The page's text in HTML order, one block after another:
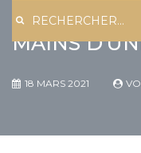
COMMENT
MAINS
18 MARS 2021